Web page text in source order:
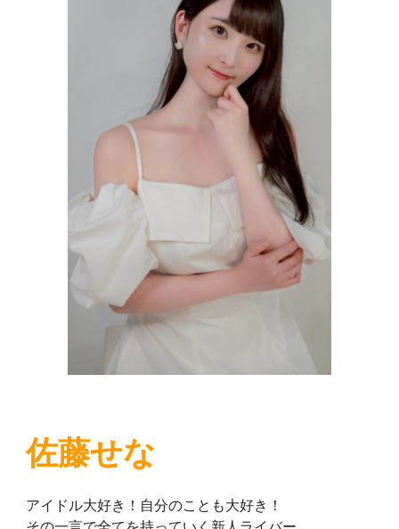
佐藤せな
アイドル大好き！自分のことも大好き！